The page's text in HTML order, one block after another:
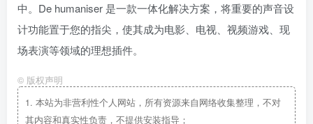
中。De humaniser 是一款一体化解决方案，将重要的声音设
计功能置于您的指尖，使其成为电影、电视、视频游戏、现
场表演等领域的理想插件。
© 版权声明
1. 本站为非营利性个人网站，所有资源来自网络收集整理，不对
其内容和真实性负责，不提供安装指导；